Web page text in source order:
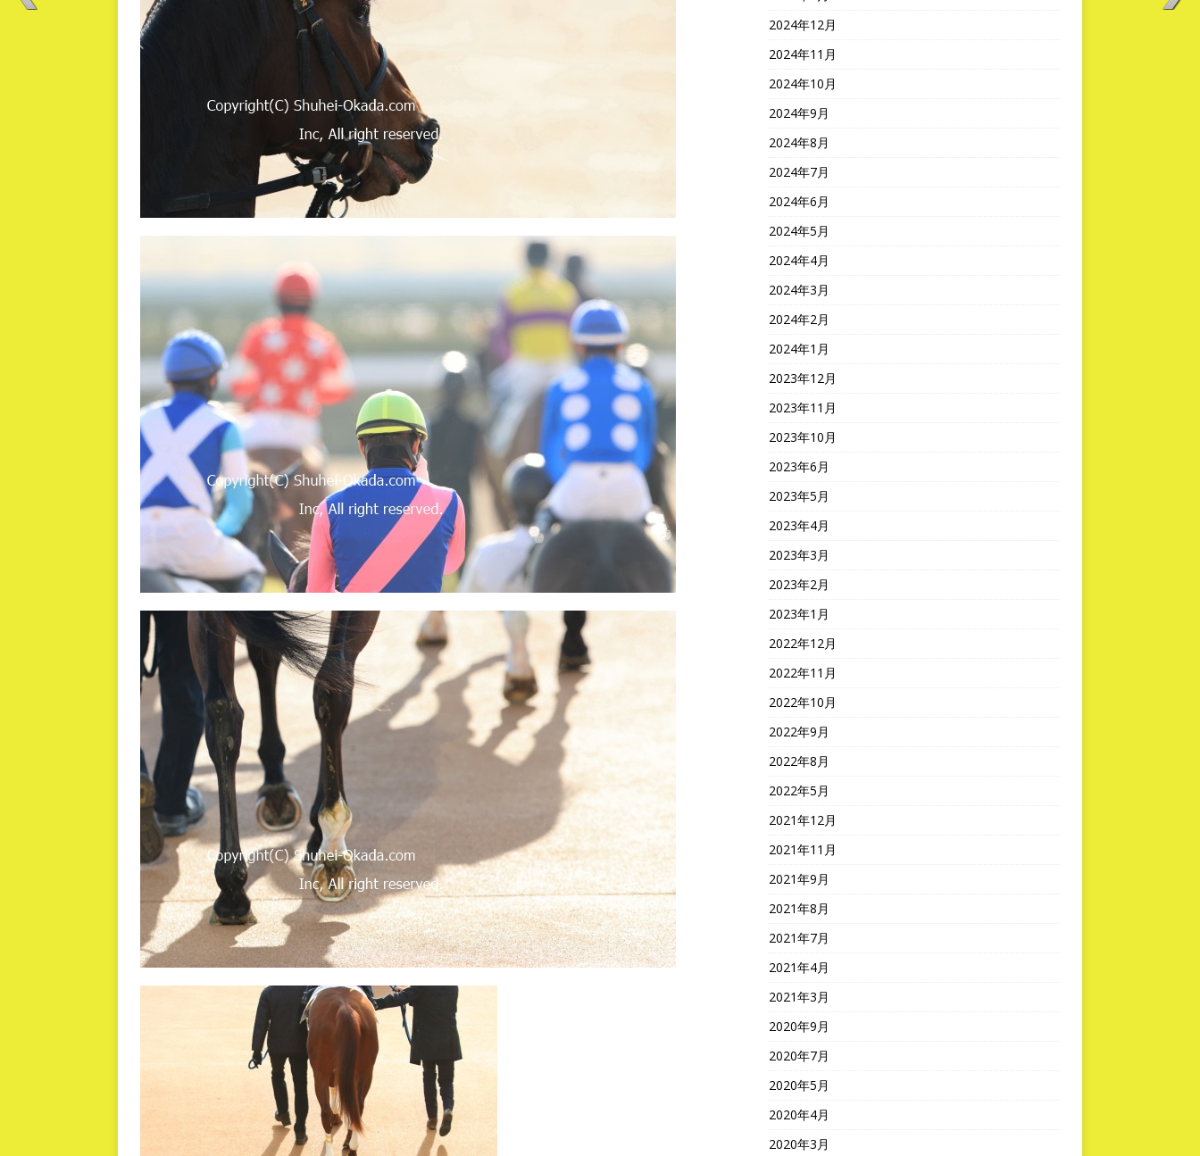
2024年12月
2024年11月
2024年10月
2024年9月
2024年8月
2024年7月
2024年6月
2024年5月
2024年4月
2024年3月
2024年2月
2024年1月
2023年12月
2023年11月
2023年10月
2023年6月
2023年5月
2023年4月
2023年3月
2023年2月
2023年1月
2022年12月
2022年11月
2022年10月
2022年9月
2022年8月
2022年5月
2021年12月
2021年11月
2021年9月
2021年8月
2021年7月
2021年4月
2021年3月
2020年9月
2020年7月
2020年5月
2020年4月
2020年3月